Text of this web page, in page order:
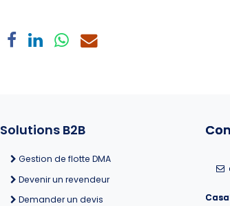
Solutions B2B
Gestion de flotte DMA
Devenir un revendeur
Demander un devis